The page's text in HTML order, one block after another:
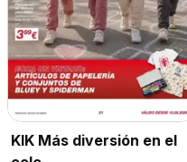
KIK Más diversión en el